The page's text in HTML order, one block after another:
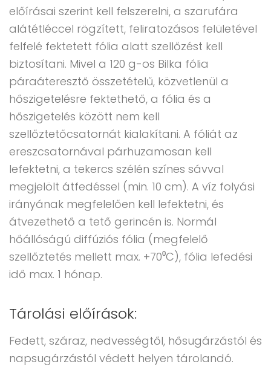
előírásai szerint kell felszerelni, a szarufára
alátétléccel rögzített, feliratozásos felületével
felfelé fektetett fólia alatt szellőzést kell
biztosítani. Mivel a 120 g-os Bilka fólia
páraáteresztő összetételű, közvetlenül a
hőszigetelésre fektethető, a fólia és a
hőszigetelés között nem kell
szellőztetőcsatornát kialakítani. A fóliát az
ereszcsatornával párhuzamosan kell
lefektetni, a tekercs szélén színes sávval
megjelölt átfedéssel (min. 10 cm). A víz folyási
irányának megfelelően kell lefektetni, és
átvezethető a tető gerincén is. Normál
hőállóságú diffúziós fólia (megfelelő
szellőztetés mellett max. +70⁰C), fólia lefedési
idő max. 1 hónap.
Tárolási előírások:
Fedett, száraz, nedvességtől, hősugárzástól és
napsugárzástól védett helyen tárolandó.